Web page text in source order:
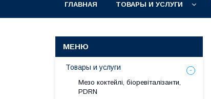
ГЛАВНАЯ ТОВАРЫ И УСЛУГИ
Товары и услуги
Мезо коктейлі, біоревіталізанти,
PDRN